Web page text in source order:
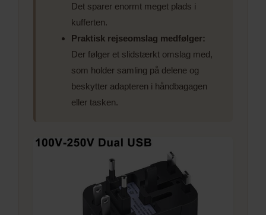
Det sparer enormt meget plads i
kufferten.
Praktisk rejseomslag medfølger:
Der følger et slidstærkt omslag med,
som holder samling på delene og
beskytter adapteren i håndbagagen
eller tasken.